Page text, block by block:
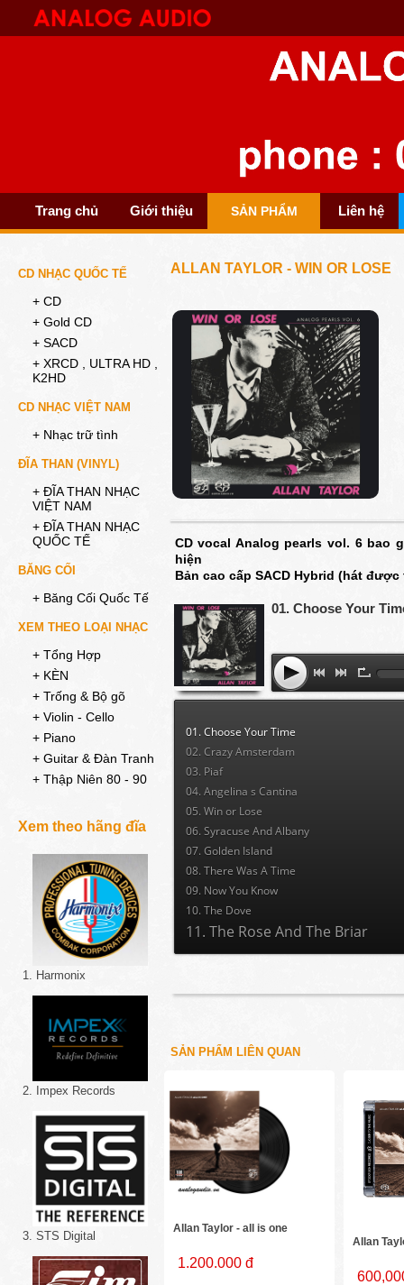
Trang chủ Giới thiệu SẢN PHẨM Liên hệ
CD NHẠC QUỐC TẾ
+ CD
+ Gold CD
+ SACD
+ XRCD , ULTRA HD ,
K2HD
CD NHẠC VIỆT NAM
+ Nhạc trữ tình
ĐĨA THAN (VINYL)
+ ĐĨA THAN NHẠC
VIỆT NAM
+ ĐĨA THAN NHẠC
QUỐC TẾ
BĂNG CỐI
+ Băng Cối Quốc Tế
XEM THEO LOẠI NHẠC
+ Tổng Hợp
+ KÈN
+ Trống & Bộ gõ
+ Violin - Cello
+ Piano
+ Guitar & Đàn Tranh
+ Thập Niên 80 - 90
Xem theo hãng đĩa
1. Harmonix
2. Impex Records
3. STS Digital
ALLAN TAYLOR - WIN OR LOSE
CD vocal Analog pearls vol. 6 bao
hiện
Bản cao cấp SACD Hybrid (hát
01. Choose Your
01. Choose Your Time
02. Crazy Amsterdam
03. Piaf
04. Angelina s Cantina
05. Win or Lose
06. Syracuse And Albany
07. Golden Island
08. There Was A Time
09. Now You Know
10. The Dove
11. The Rose And The Briar
SẢN PHẨM LIÊN QUAN
Allan Taylor - all is one
1.200.000 đ
Allan